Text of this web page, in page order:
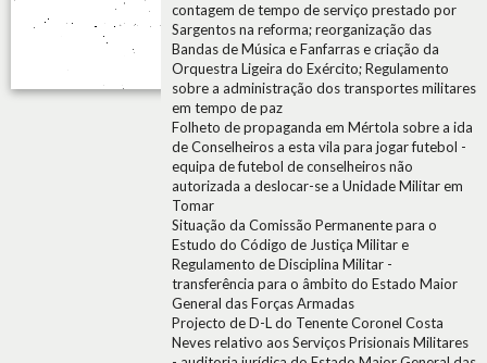
contagem de tempo de serviço prestado por
Sargentos na reforma; reorganização das
Bandas de Música e Fanfarras e criação da
Orquestra Ligeira do Exército; Regulamento
sobre a administração dos transportes militares
em tempo de paz
Folheto de propaganda em Mértola sobre a ida
de Conselheiros a esta vila para jogar futebol -
equipa de futebol de conselheiros não
autorizada a deslocar-se a Unidade Militar em
Tomar
Situação da Comissão Permanente para o
Estudo do Código de Justiça Militar e
Regulamento de Disciplina Militar -
transferência para o âmbito do Estado Maior
General das Forças Armadas
Projecto de D-L do Tenente Coronel Costa
Neves relativo aos Serviços Prisionais Militares